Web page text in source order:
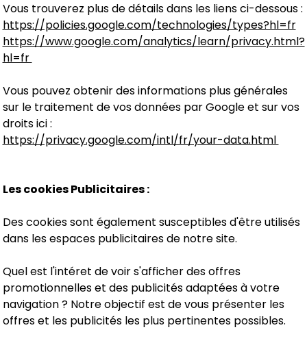
Vous trouverez plus de détails dans les liens ci-dessous :
https://policies.google.com/technologies/types?hl=fr
https://www.google.com/analytics/learn/privacy.html?
hl=fr
Vous pouvez obtenir des informations plus générales
sur le traitement de vos données par Google et sur vos
droits ici :
https://privacy.google.com/intl/fr/your-data.html
Les cookies Publicitaires :
Des cookies sont également susceptibles d'être utilisés
dans les espaces publicitaires de notre site.
Quel est l'intéret de voir s'afficher des offres
promotionnelles et des publicités adaptées à votre
navigation ? Notre objectif est de vous présenter les
offres et les publicités les plus pertinentes possibles.